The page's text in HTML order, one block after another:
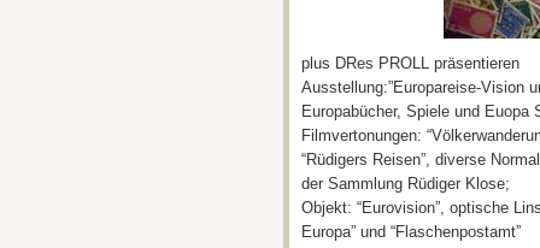
plus DRes PROLL präsentieren
Ausstellung:”Europareise-Vision
Europabücher, Spiele und
Filmvertonungen:
“Rüdigers Reisen”, diverse
der Sammlung Rüdiger Klose;
Objekt: “Eurovision”, optische
Europa” und “Flaschenpostamt”